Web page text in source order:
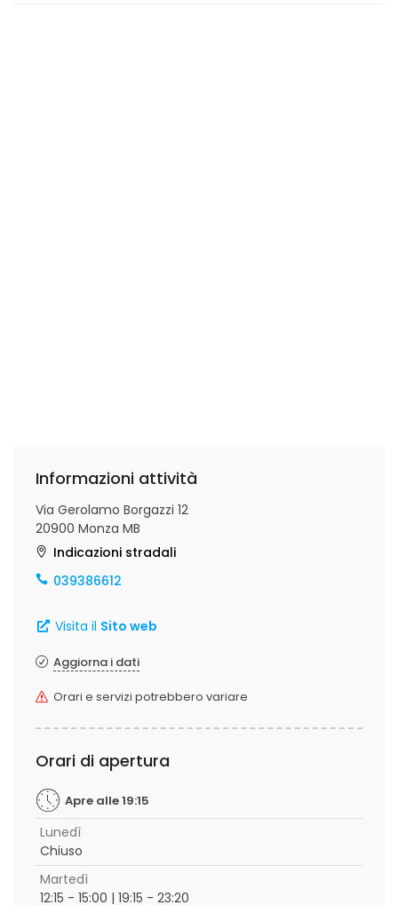
Informazioni attività
Via Gerolamo Borgazzi 12
20900 Monza MB
Indicazioni stradali
039386612
Visita il Sito web
Aggiorna i dati
Orari e servizi potrebbero variare
Orari di apertura
Apre alle 19:15
Lunedì
Chiuso
Martedì
12:15 - 15:00 | 19:15 - 23:20